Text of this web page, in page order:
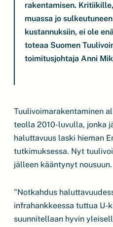
rakentamisen.
muassa jo
kustannuksiin, ei ole
toteaa Suomen
toimitusjohtaja Anni
Tuulivoimarakentaminen
teolla 2010-luvulla, jonka
haluttavuus laski hieman
tutkimuksessa. Nyt
jälleen kääntynyt nousuun.
”Notkahdus
infrahankkeessa tuttua U-
suunnitellaan hyvin